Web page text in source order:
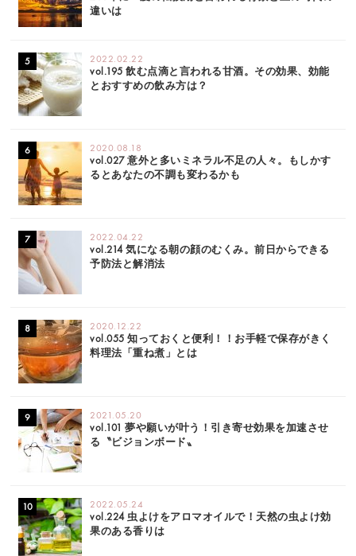
違いは
2022.02.22
vol.195 飲む点滴と言われる甘酒。その効果、効能
とおすすめの飲み方は？
2020.08.18
vol.027 意外と多いミネラル不足の人々。もしかす
るとあなたの不調も変わるかも
2022.04.22
vol.214 気になる朝の顔のむくみ。前日からできる
予防法と解消法
2020.12.22
vol.055 知っておくと便利！！お手軽で保存がきく
料理法「重ね煮」とは
2021.05.20
vol.101 夢や願いが叶う！引き寄せ効果を加速させ
る〝ビジョンボード〟
2022.05.24
vol.224 虫よけをアロマオイルで！天然の虫よけ効
果のある香りは